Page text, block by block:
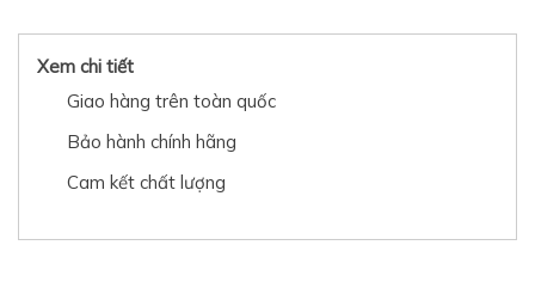
Xem chi tiết
Giao hàng trên toàn quốc
Bảo hành chính hãng
Cam kết chất lượng